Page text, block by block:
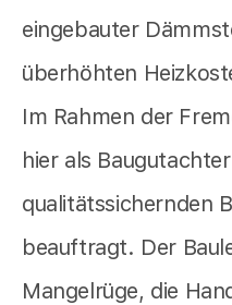
eingebauter
überhöhten
Im Rahmen der
hier als
qualitätssichernden
beauftragt. Der
Mangelrüge, die